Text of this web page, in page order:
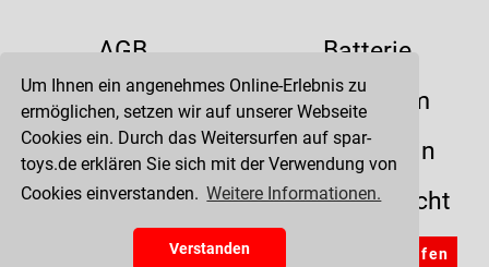
Um Ihnen ein angenehmes Online-Erlebnis zu
ermöglichen, setzen wir auf unserer Webseite
Cookies ein. Durch das Weitersurfen auf spar-
toys.de erklären Sie sich mit der Verwendung von
Cookies einverstanden. Weitere Informationen.
Verstanden
AGB
Batterie
Datenschutz
Impressum
Kontakt
Liefertermin
Versandkosten
Widerrufsrecht